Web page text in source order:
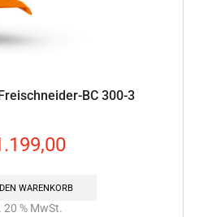
BC 300-3
DEN WARENKORB
20 % MwSt.